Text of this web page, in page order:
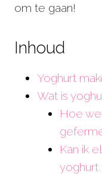
om te gaan!
Inhoud
Yoghurt
Wat is
Hoe
Kan ik
yoghurt